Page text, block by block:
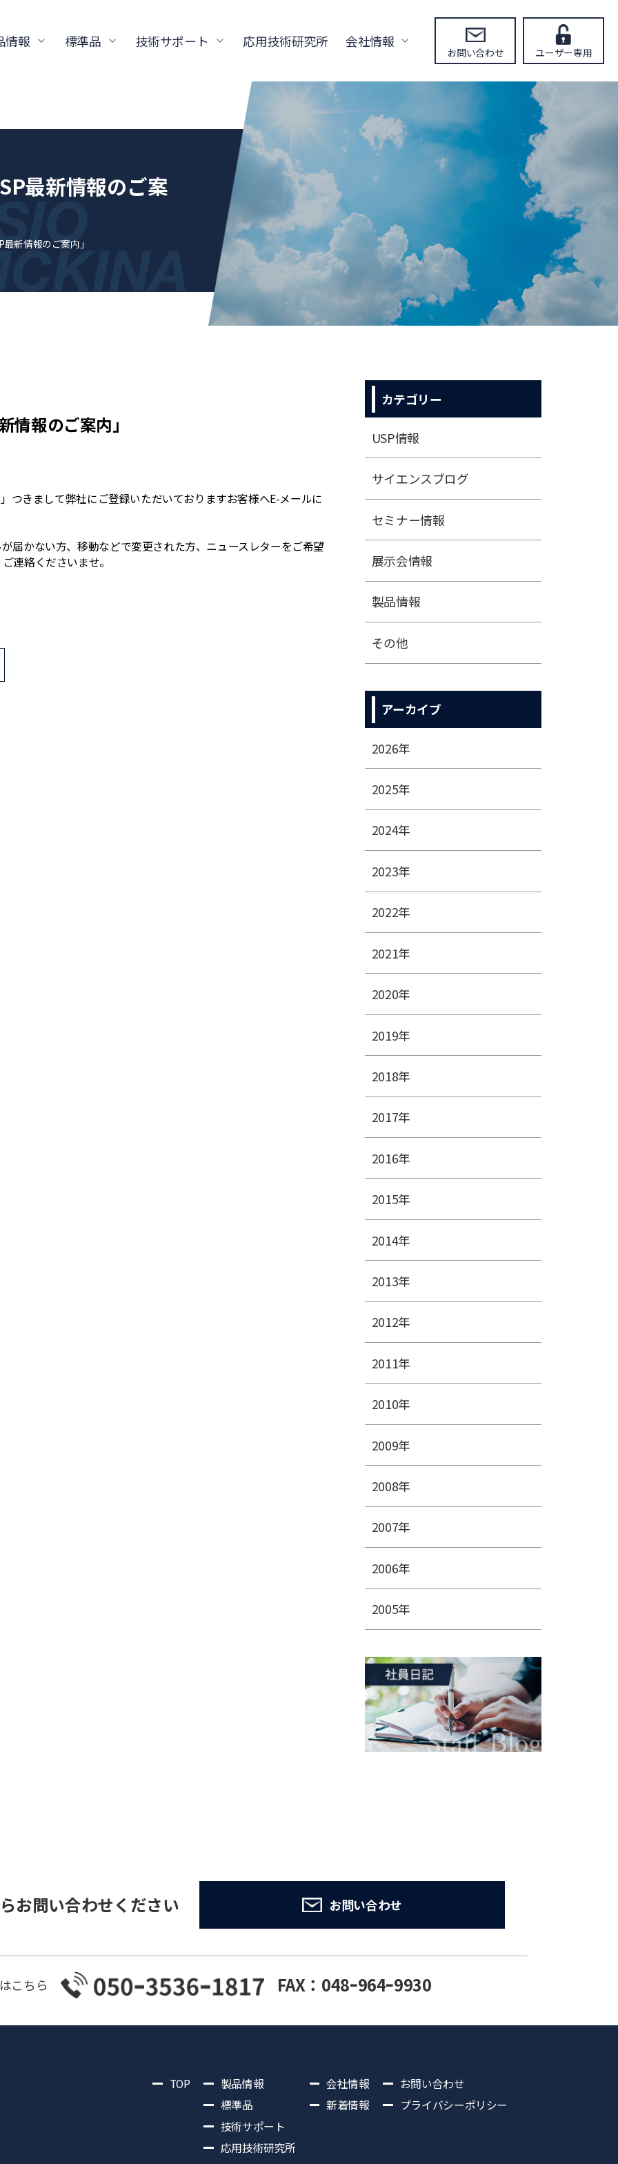
情報 標準品 技術サポート 応用技術研究所 会社情報
お問い合わせ ユーザー専用
最新情報のご案
新情報のご案内」
情報のご案内」
つきまして弊社にご登録いただいておりますお客様へE-メールに
届かない方、移動などで変更された方、ニュースレターをご希望
連絡くださいませ。
カテゴリー
USP情報
サイエンスブログ
セミナー情報
展⽰会情報
製品情報
その他
アーカイブ
2026年
2025年
2024年
2023年
2022年
2021年
2020年
2019年
2018年
2017年
2016年
2015年
2014年
2013年
2012年
2011年
2010年
2009年
2008年
2007年
2006年
2005年
お問い合わせください お問い合わせ
こちら FAX：048ｰ964ｰ9930
TOP
製品情報
標準品
技術サポート
応用技術研究所
会社情報
新着情報
お問い合わせ
プライバシーポリシー